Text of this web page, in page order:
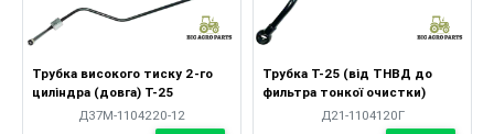
Трубка високого тиску 2-го
циліндра (довга) Т-25
Д37М-1104220-12
Трубка Т-25 (від ТНВД до
фильтра тонкої очистки)
Д21-1104120Г